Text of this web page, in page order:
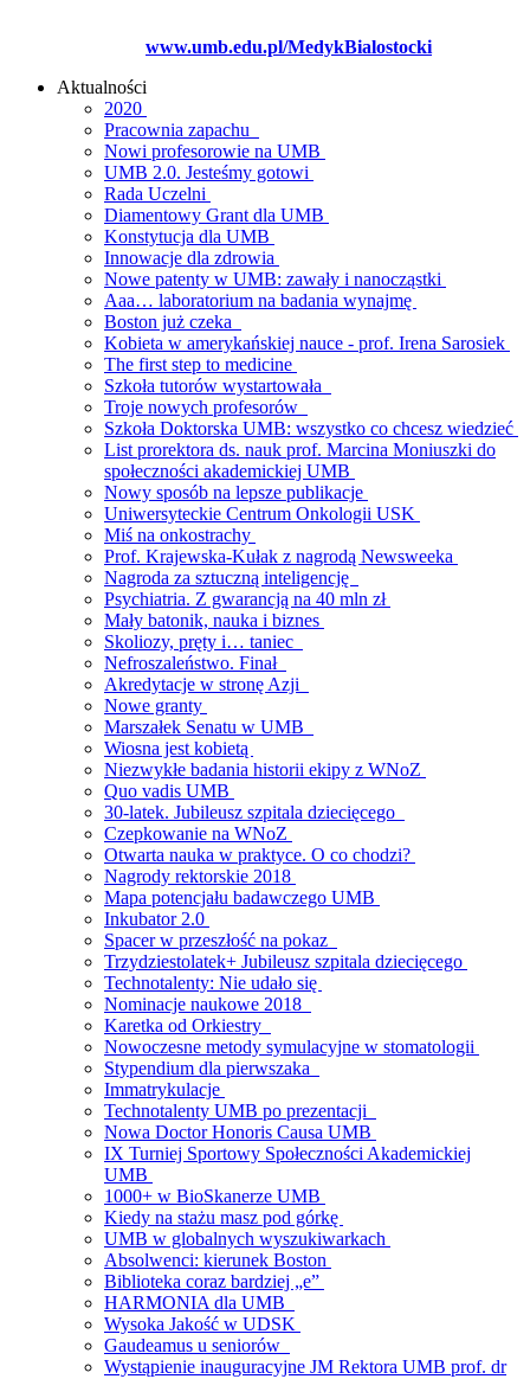
www.umb.edu.pl/MedykBialostocki
Aktualności
2020
Pracownia zapachu
Nowi profesorowie na UMB
UMB 2.0. Jesteśmy gotowi
Rada Uczelni
Diamentowy Grant dla UMB
Konstytucja dla UMB
Innowacje dla zdrowia
Nowe patenty w UMB: zawały i nanocząstki
Aaa… laboratorium na badania wynajmę
Boston już czeka
Kobieta w amerykańskiej nauce - prof. Irena Sarosiek
The first step to medicine
Szkoła tutorów wystartowała
Troje nowych profesorów
Szkoła Doktorska UMB: wszystko co chcesz wiedzieć
List prorektora ds. nauk prof. Marcina Moniuszki do
społeczności akademickiej UMB
Nowy sposób na lepsze publikacje
Uniwersyteckie Centrum Onkologii USK
Miś na onkostrachy
Prof. Krajewska-Kułak z nagrodą Newsweeka
Nagroda za sztuczną inteligencję
Psychiatria. Z gwarancją na 40 mln zł
Mały batonik, nauka i biznes
Skoliozy, pręty i… taniec
Nefroszaleństwo. Finał
Akredytacje w stronę Azji
Nowe granty
Marszałek Senatu w UMB
Wiosna jest kobietą
Niezwykłe badania historii ekipy z WNoZ
Quo vadis UMB
30-latek. Jubileusz szpitala dziecięcego
Czepkowanie na WNoZ
Otwarta nauka w praktyce. O co chodzi?
Nagrody rektorskie 2018
Mapa potencjału badawczego UMB
Inkubator 2.0
Spacer w przeszłość na pokaz
Trzydziestolatek+ Jubileusz szpitala dziecięcego
Technotalenty: Nie udało się
Nominacje naukowe 2018
Karetka od Orkiestry
Nowoczesne metody symulacyjne w stomatologii
Stypendium dla pierwszaka
Immatrykulacje
Technotalenty UMB po prezentacji
Nowa Doctor Honoris Causa UMB
IX Turniej Sportowy Społeczności Akademickiej
UMB
1000+ w BioSkanerze UMB
Kiedy na stażu masz pod górkę
UMB w globalnych wyszukiwarkach
Absolwenci: kierunek Boston
Biblioteka coraz bardziej „e”
HARMONIA dla UMB
Wysoka Jakość w UDSK
Gaudeamus u seniorów
Wystąpienie inauguracyjne JM Rektora UMB prof. dr